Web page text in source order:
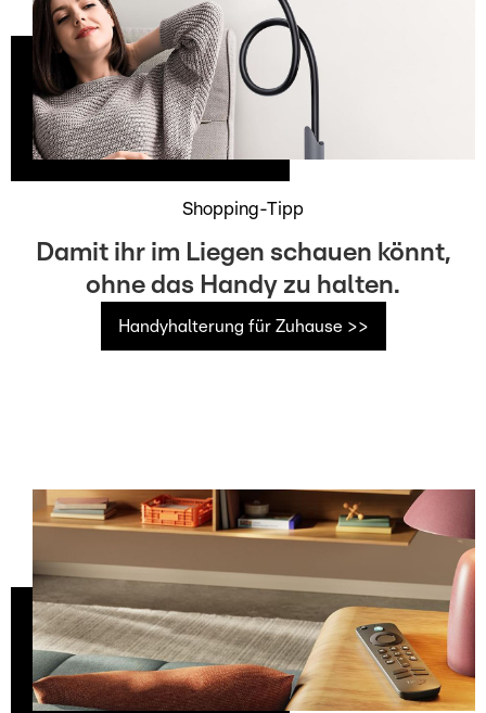
Shopping-Tipp
Damit ihr im Liegen schauen könnt,
ohne das Handy zu halten.
Handyhalterung für Zuhause >>